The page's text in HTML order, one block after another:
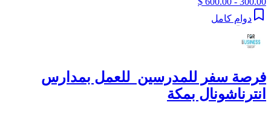
دوام كامل
فرصة سفر للمدرسين للعمل بمدارس
انترناشونال بمكة